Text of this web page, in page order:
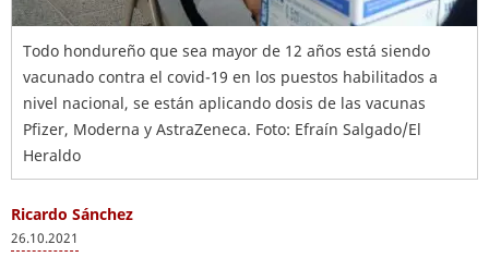
Todo hondureño que sea mayor de 12 años está siendo
vacunado contra el covid-19 en los puestos habilitados a
nivel nacional, se están aplicando dosis de las vacunas
Pfizer, Moderna y AstraZeneca. Foto: Efraín Salgado/El
Heraldo
Ricardo Sánchez
26.10.2021